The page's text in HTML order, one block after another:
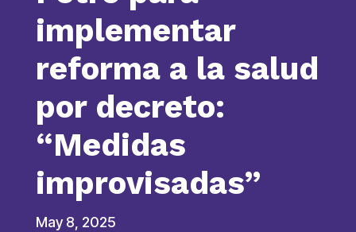
implementar
reforma a la salud
por decreto:
“Medidas
improvisadas”
May 8, 2025